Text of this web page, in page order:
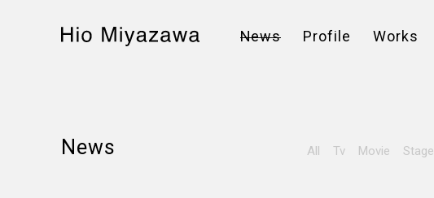
News Profile Works
News All Tv Movie Stage